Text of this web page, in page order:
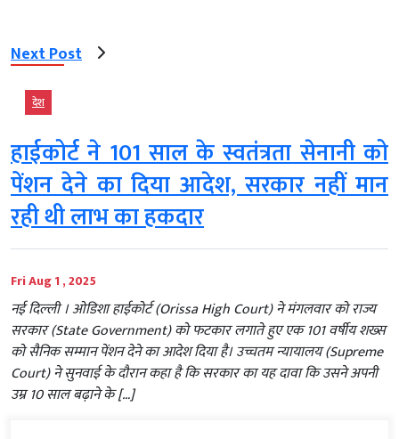
Next Post
देश
हाईकोर्ट ने 101 साल के स्वतंत्रता सेनानी को
पेंशन देने का दिया आदेश, सरकार नहीं मान
रही थी लाभ का हकदार
Fri Aug 1 , 2025
नई दिल्‍ली । ओडिशा हाईकोर्ट (Orissa High Court) ने मंगलवार को राज्य
सरकार (State Government) को फटकार लगाते हुए एक 101 वर्षीय शख्स
को सैनिक सम्मान पेंशन देने का आदेश दिया है। उच्चतम न्यायालय (Supreme
Court) ने सुनवाई के दौरान कहा है कि सरकार का यह दावा कि उसने अपनी
उम्र 10 साल बढ़ाने के […]